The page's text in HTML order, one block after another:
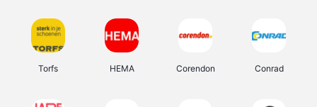
Torfs HEMA Corendon Conrad